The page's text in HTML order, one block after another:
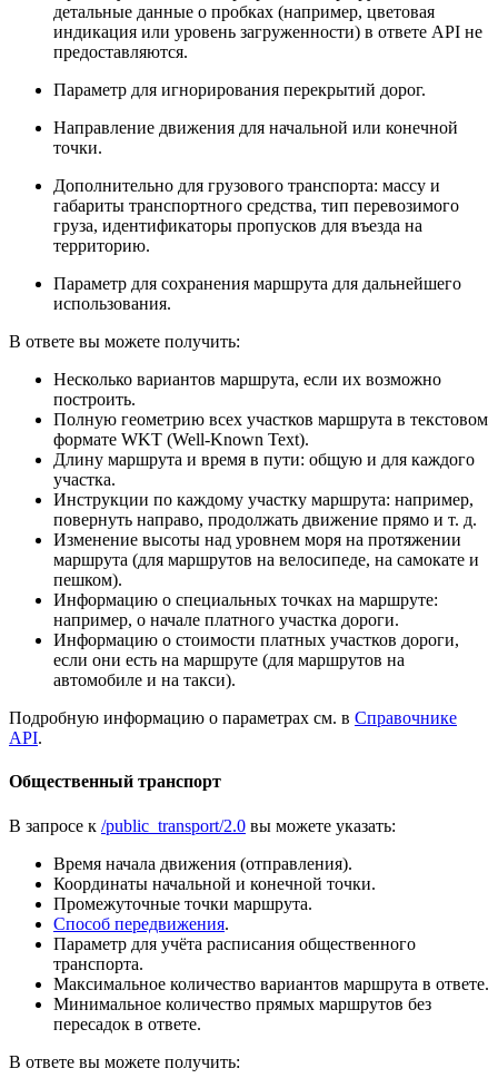
детальные данные о пробках (например, цветовая
индикация или уровень загруженности) в ответе API не
предоставляются.
Параметр для игнорирования перекрытий дорог.
Направление движения для начальной или конечной
точки.
Дополнительно для грузового транспорта: массу и
габариты транспортного средства, тип перевозимого
груза, идентификаторы пропусков для въезда на
территорию.
Параметр для сохранения маршрута для дальнейшего
использования.
В ответе вы можете получить:
Несколько вариантов маршрута, если их возможно
построить.
Полную геометрию всех участков маршрута в текстовом
формате WKT (Well-Known Text).
Длину маршрута и время в пути: общую и для каждого
участка.
Инструкции по каждому участку маршрута: например,
повернуть направо, продолжать движение прямо и т. д.
Изменение высоты над уровнем моря на протяжении
маршрута (для маршрутов на велосипеде, на самокате и
пешком).
Информацию о специальных точках на маршруте:
например, о начале платного участка дороги.
Информацию о стоимости платных участков дороги,
если они есть на маршруте (для маршрутов на
автомобиле и на такси).
Подробную информацию о параметрах см. в Справочнике
API.
Общественный транспорт
В запросе к /public_transport/2.0 вы можете указать:
Время начала движения (отправления).
Координаты начальной и конечной точки.
Промежуточные точки маршрута.
Способ передвижения.
Параметр для учёта расписания общественного
транспорта.
Максимальное количество вариантов маршрута в ответе.
Минимальное количество прямых маршрутов без
пересадок в ответе.
В ответе вы можете получить: